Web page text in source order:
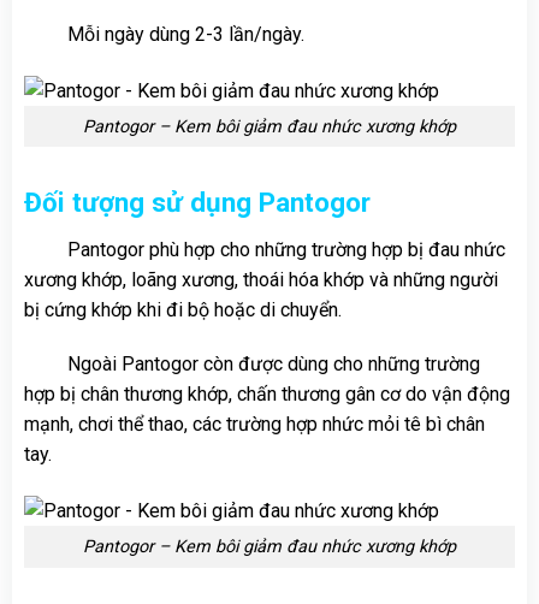
Mỗi ngày dùng 2-3 lần/ngày.
Pantogor – Kem bôi giảm đau nhức xương khớp
Đối tượng sử dụng Pantogor
Pantogor phù hợp cho những trường hợp bị đau nhức
xương khớp, loãng xương, thoái hóa khớp và những người
bị cứng khớp khi đi bộ hoặc di chuyển.
Ngoài Pantogor còn được dùng cho những trường
hợp bị chân thương khớp, chấn thương gân cơ do vận động
mạnh, chơi thể thao, các trường hợp nhức mỏi tê bì chân
tay.
Pantogor – Kem bôi giảm đau nhức xương khớp